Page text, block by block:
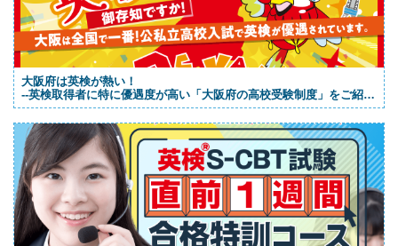
大阪府は英検が熱い！
--英検取得者に特に優遇度が高い「大阪府の高校受験制度」をご紹
介！